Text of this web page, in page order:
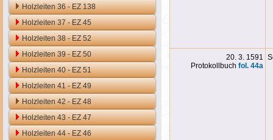
Holzleiten 36 - EZ 138
Holzleiten 37 - EZ 45
Holzleiten 38 - EZ 52
Holzleiten 39 - EZ 50
Holzleiten 40 - EZ 51
Holzleiten 41 - EZ 49
Holzleiten 42 - EZ 48
Holzleiten 43 - EZ 47
Holzleiten 44 - EZ 46
20. 3. 1591
Protokollbuch fol. 44a